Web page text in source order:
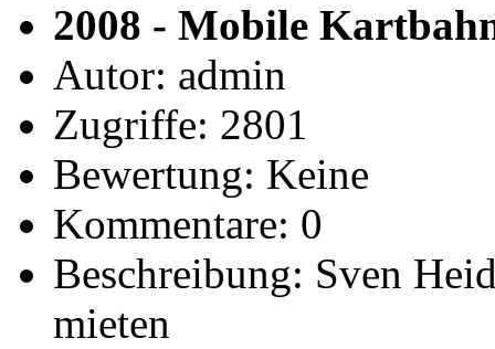
2008 - Mobile
Autor: admin
Zugriffe: 2801
Bewertung: Keine
Kommentare: 0
Beschreibung: Sven
mieten